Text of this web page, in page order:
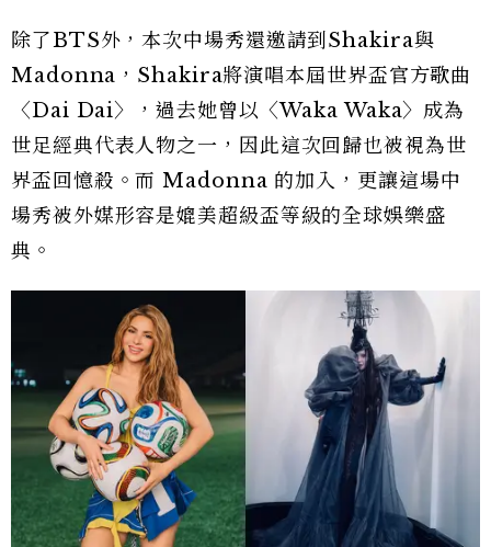
除了BTS外，本次中場秀還邀請到Shakira與
Madonna，Shakira將演唱本屆世界盃官方歌曲
〈Dai Dai〉，過去她曾以〈Waka Waka〉成為
世足經典代表人物之一，因此這次回歸也被視為世
界盃回憶殺。而 Madonna 的加入，更讓這場中
場秀被外媒形容是媲美超級盃等級的全球娛樂盛
典。